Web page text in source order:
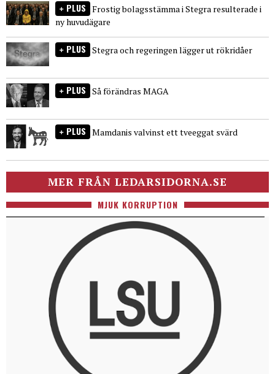
PLUS Frostig bolagsstämma i Stegra resulterade i
ny huvudägare
PLUS Stegra och regeringen lägger ut rökridåer
PLUS Så förändras MAGA
PLUS Mamdanis valvinst ett tveeggat svärd
MER FRÅN LEDARSIDORNA.SE
MJUK KORRUPTION